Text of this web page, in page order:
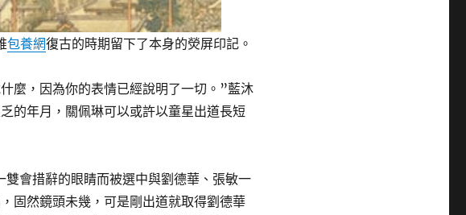
包養網復古的時期留下了本身的熒屏印記。
麼，因為你的表情已經說明了一切。”藍沐
的年月，關佩琳可以或許以童星出道長短
會措辭的眼睛而被選中與劉德華、張敏一
固然鏡頭未幾，可是剛出道就取得劉德華